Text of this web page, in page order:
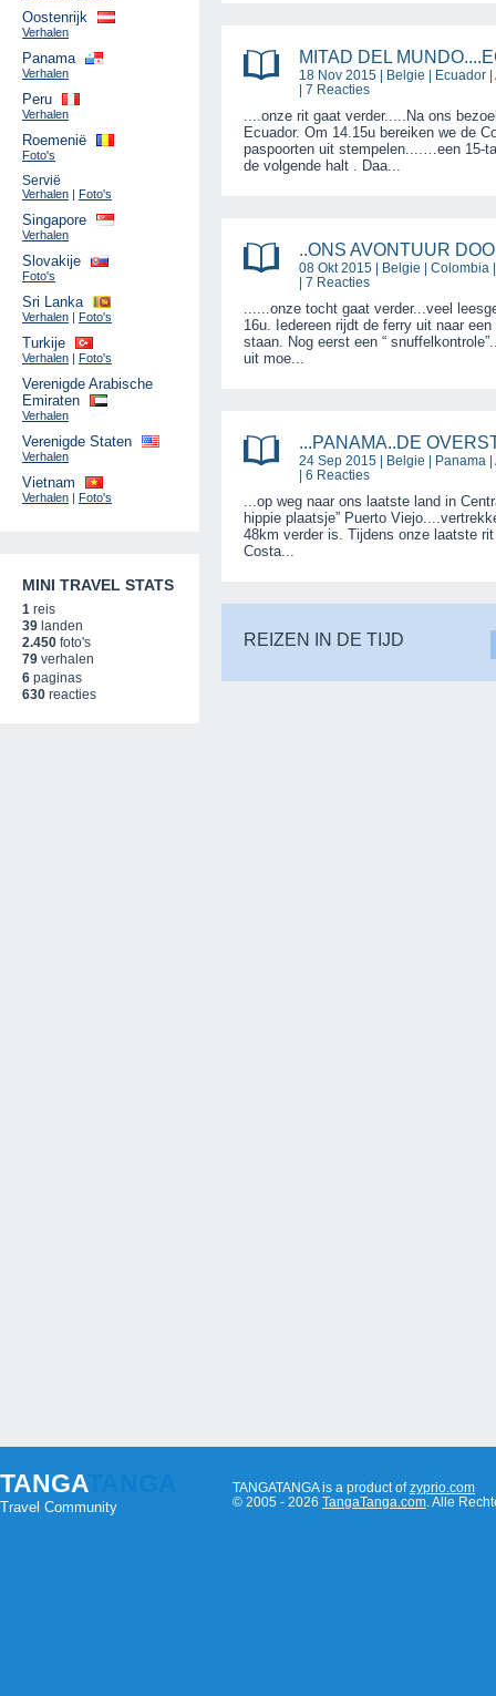
MITAD DEL
18 Nov 2015 | Belgie | Ecuador |
| 7 Reacties
....onze rit gaat verder.....Na ons
Ecuador. Om 14.15u bereiken we de
paspoorten uit stempelen....…een 15-
de volgende halt . Daa...
..ONS AVONTUUR
08 Okt 2015 | Belgie | Colombia
| 7 Reacties
......onze tocht gaat verder...veel
16u. Iedereen rijdt de ferry uit naar
staan. Nog eerst een “
uit moe...
...PANAMA..DE
24 Sep 2015 | Belgie | Panama |
| 6 Reacties
...op weg naar ons laatste land in
hippie plaatsje” Puerto
48km verder is. Tijdens onze laatste
Costa...
REIZEN IN DE TIJD
Oostenrijk
Verhalen
Panama
Verhalen
Peru
Verhalen
Roemenië
Foto's
Servië
Verhalen | Foto's
Singapore
Verhalen
Slovakije
Foto's
Sri Lanka
Verhalen | Foto's
Turkije
Verhalen | Foto's
Verenigde Arabische
Emiraten
Verhalen
Verenigde Staten
Verhalen
Vietnam
Verhalen | Foto's
MINI TRAVEL STATS
1 reis
39 landen
2.450 foto's
79 verhalen
6 paginas
630 reacties
TANGATANGA
Travel Community
TANGATANGA is a product ofzyprio.com
© 2005 - 2026 TangaTanga.com . Alle